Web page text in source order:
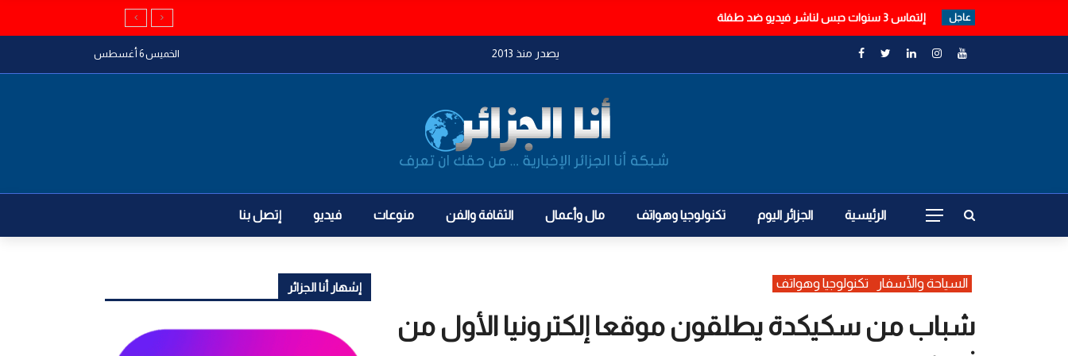
عاجل إلتماس 3 سنوات حبس لناشر فيديو ضد طفلة
الخميس 6 أغسطس يصدر منذ 2013
الرئيسية الجزائر اليوم تكنولوجيا وهواتف مال وأعمال الثقافة والفن منوعات فيديو إتصل بنا
السياحة والأسفار تكنولوجيا وهواتف
شباب من سكيكدة يطلقون موقعا إلكترونيا الأول من
إشهار أنا الجزائر